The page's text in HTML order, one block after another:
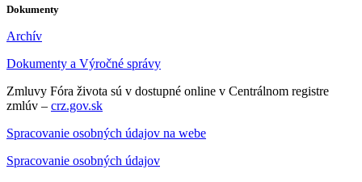
Dokumenty
Archív
Dokumenty a Výročné správy
Zmluvy Fóra života sú v dostupné online v Centrálnom registre
zmlúv – crz.gov.sk
Spracovanie osobných údajov na webe
Spracovanie osobných údajov